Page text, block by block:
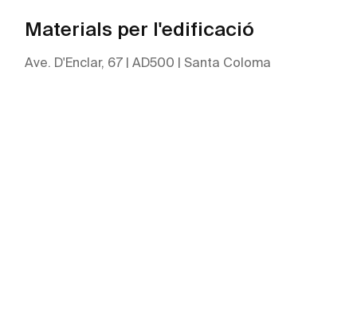
Materials per l'edificació
Ave. D'Enclar, 67 | AD500 | Santa Coloma